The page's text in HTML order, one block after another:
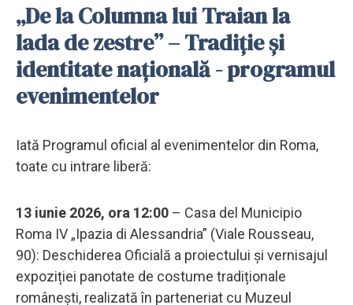
„De la Columna lui Traian la
lada de zestre” – Tradiție și
identitate națională - programul
evenimentelor
Iată Programul oficial al evenimentelor din Roma,
toate cu intrare liberă:
13 iunie 2026, ora 12:00 – Casa del Municipio
Roma IV „Ipazia di Alessandria” (Viale Rousseau,
90): Deschiderea Oficială a proiectului și vernisajul
expoziției panotate de costume tradiționale
românești, realizată în parteneriat cu Muzeul